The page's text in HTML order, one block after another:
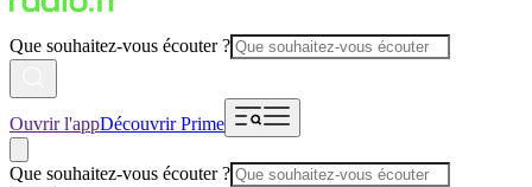
Que souhaitez-vous écouter ?
Ouvrir l'appDécouvrir Prime
Que souhaitez-vous écouter ?